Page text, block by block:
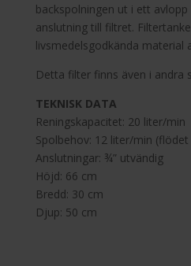
backspolningen ut i ett
anslutning till filtret.
livsmedelsgodkända material
Detta filter finns även i andra
TEKNISK DATA
Reningskapacitet: 20 liter/min
Spolbehov: 12 liter/min
Anslutningar: ¾” utvändig
Höjd: 66 cm
Bredd: 30 cm
Djup: 50 cm